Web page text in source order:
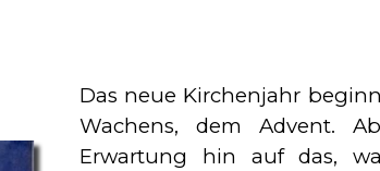
Das neue Kirchenjahr
Wachens, dem Advent.
Erwartung hin auf das,